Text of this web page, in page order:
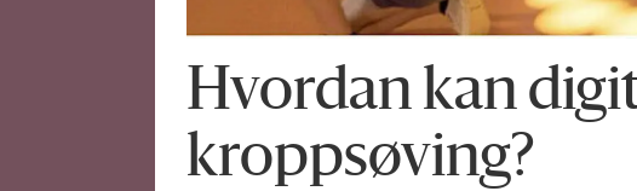
Hvordan kan
kroppsøving?